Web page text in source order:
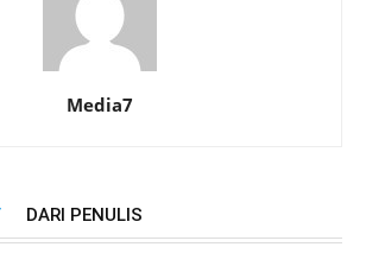
Media7
DARI PENULIS